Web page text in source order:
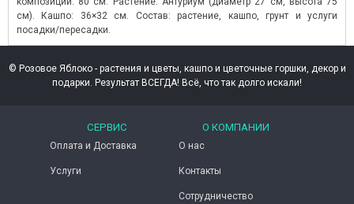
см). Кашпо: 36×32 см. Состав: растение, кашпо, грунт и услуги
посадки/пересадки.
© Розовое Яблоко - растения и цветы, кашпо и цветочные горшки, декор и
подарки. Результат ВСЕГДА! Всё, что так долго искали!
СЕРВИС
Оплата и Доставка
Услуги
О КОМПАНИИ
О нас
Контакты
Сотрудничество